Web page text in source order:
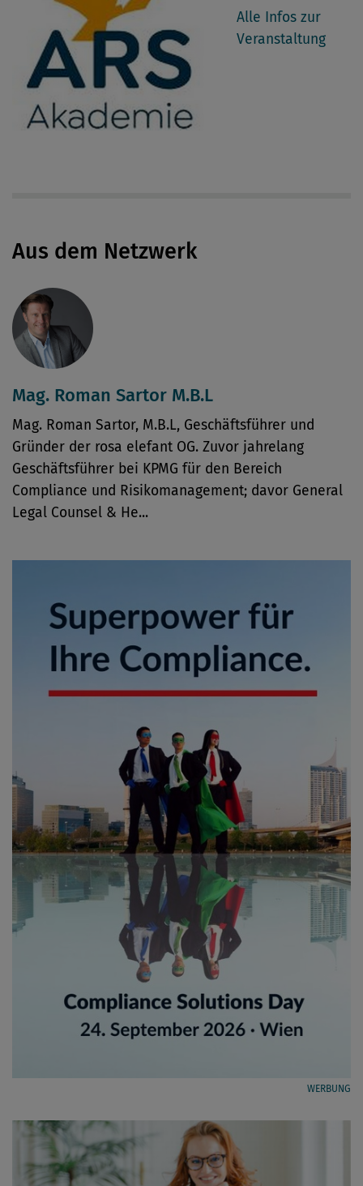
Alle Infos zur
Veranstaltung
Aus dem Netzwerk
Mag. Roman Sartor M.B.L
Mag. Roman Sartor, M.B.L, Geschäftsführer und
Gründer der rosa elefant OG. Zuvor jahrelang
Geschäftsführer bei KPMG für den Bereich
Compliance und Risikomanagement; davor General
Legal Counsel & He...
WERBUNG